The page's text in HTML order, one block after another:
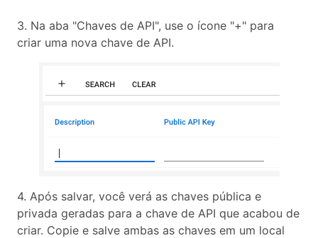
3. Na aba "Chaves de API", use o ícone "+" para
criar uma nova chave de API.
4. Após salvar, você verá as chaves pública e
privada geradas para a chave de API que acabou de
criar. Copie e salve ambas as chaves em um local